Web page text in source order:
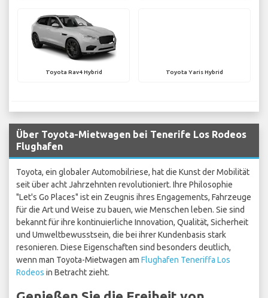
Toyota Rav4 Hybrid Toyota Yaris Hybrid
Über Toyota-Mietwagen bei Tenerife Los Rodeos
Flughafen
Toyota, ein globaler Automobilriese, hat die Kunst der Mobilität
seit über acht Jahrzehnten revolutioniert. Ihre Philosophie
"Let's Go Places" ist ein Zeugnis ihres Engagements, Fahrzeuge
für die Art und Weise zu bauen, wie Menschen leben. Sie sind
bekannt für ihre kontinuierliche Innovation, Qualität, Sicherheit
und Umweltbewusstsein, die bei ihrer Kundenbasis stark
resonieren. Diese Eigenschaften sind besonders deutlich,
wenn man Toyota-Mietwagen am Flughafen Teneriffa Los
Rodeos in Betracht zieht.